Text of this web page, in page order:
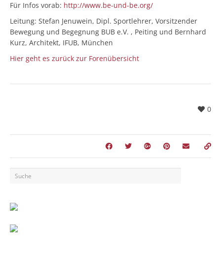
Für Infos vorab: http://www.be-und-be.org/
Leitung: Stefan Jenuwein, Dipl. Sportlehrer, Vorsitzender
Bewegung und Begegnung BUB e.V. , Peiting und Bernhard
Kurz, Architekt, IFUB, München
Hier geht es zurück zur Forenübersicht
0